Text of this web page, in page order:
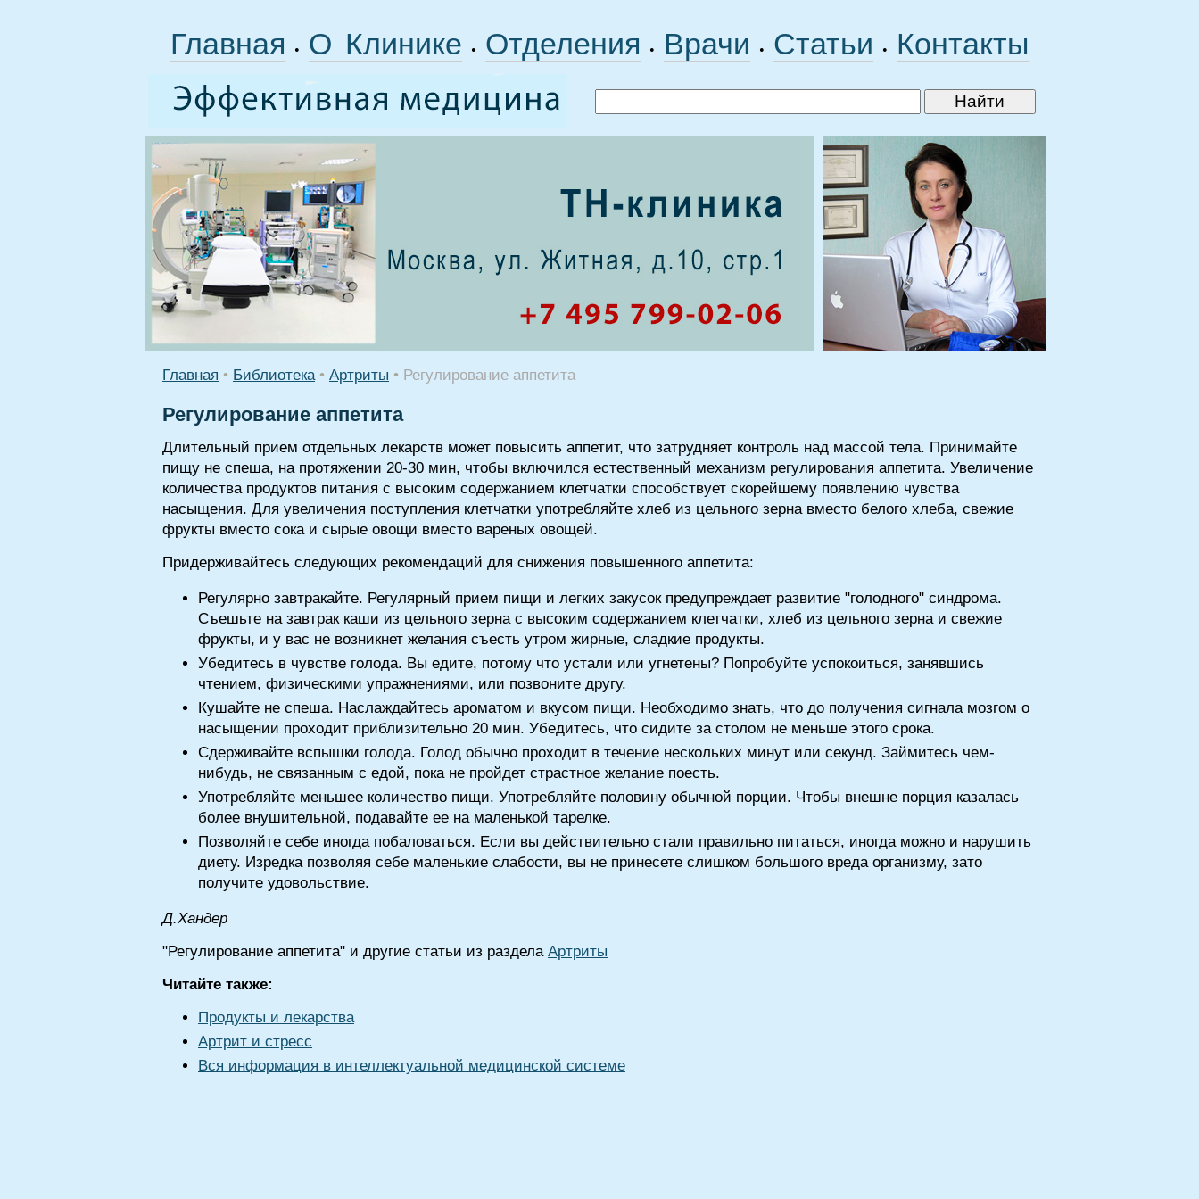
Главная • О Клинике • Отделения • Врачи • Статьи • Контакты
Главная • Библиотека • Артриты • Регулирование аппетита
Регулирование аппетита
Длительный прием отдельных лекарств может повысить аппетит, что затрудняет контроль над массой тела. Принимайте
пищу не спеша, на протяжении 20-30 мин, чтобы включился естественный механизм регулирования аппетита. Увеличение
количества продуктов питания с высоким содержанием клетчатки способствует скорейшему появлению чувства
насыщения. Для увеличения поступления клетчатки употребляйте хлеб из цельного зерна вместо белого хлеба, свежие
фрукты вместо сока и сырые овощи вместо вареных овощей.
Придерживайтесь следующих рекомендаций для снижения повышенного аппетита:
Регулярно завтракайте. Регулярный прием пищи и легких закусок предупреждает развитие "голодного" синдрома.
Съешьте на завтрак каши из цельного зерна с высоким содержанием клетчатки, хлеб из цельного зерна и свежие
фрукты, и у вас не возникнет желания съесть утром жирные, сладкие продукты.
Убедитесь в чувстве голода. Вы едите, потому что устали или угнетены? Попробуйте успокоиться, занявшись
чтением, физическими упражнениями, или позвоните другу.
Кушайте не спеша. Наслаждайтесь ароматом и вкусом пищи. Необходимо знать, что до получения сигнала мозгом о
насыщении проходит приблизительно 20 мин. Убедитесь, что сидите за столом не меньше этого срока.
Сдерживайте вспышки голода. Голод обычно проходит в течение нескольких минут или секунд. Займитесь чем-
нибудь, не связанным с едой, пока не пройдет страстное желание поесть.
Употребляйте меньшее количество пищи. Употребляйте половину обычной порции. Чтобы внешне порция казалась
более внушительной, подавайте ее на маленькой тарелке.
Позволяйте себе иногда побаловаться. Если вы действительно стали правильно питаться, иногда можно и нарушить
диету. Изредка позволяя себе маленькие слабости, вы не принесете слишком большого вреда организму, зато
получите удовольствие.
Д.Xaндep
"Регулирование аппетита" и другие статьи из раздела Артриты
Читайте также:
Продукты и лекарства
Артрит и стресс
Вся информация в интеллектуальной медицинской системе